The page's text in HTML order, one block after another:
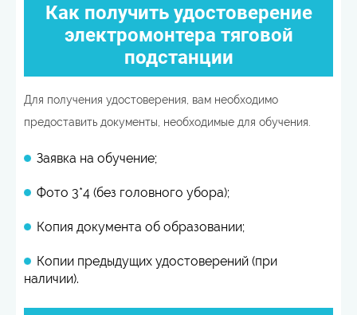
Как получить удостоверение
электромонтера тяговой
подстанции
Для получения удостоверения, вам необходимо
предоставить документы, необходимые для обучения.
Заявка на обучение;
Фото 3*4 (без головного убора);
Копия документа об образовании;
Копии предыдущих удостоверений (при
наличии).